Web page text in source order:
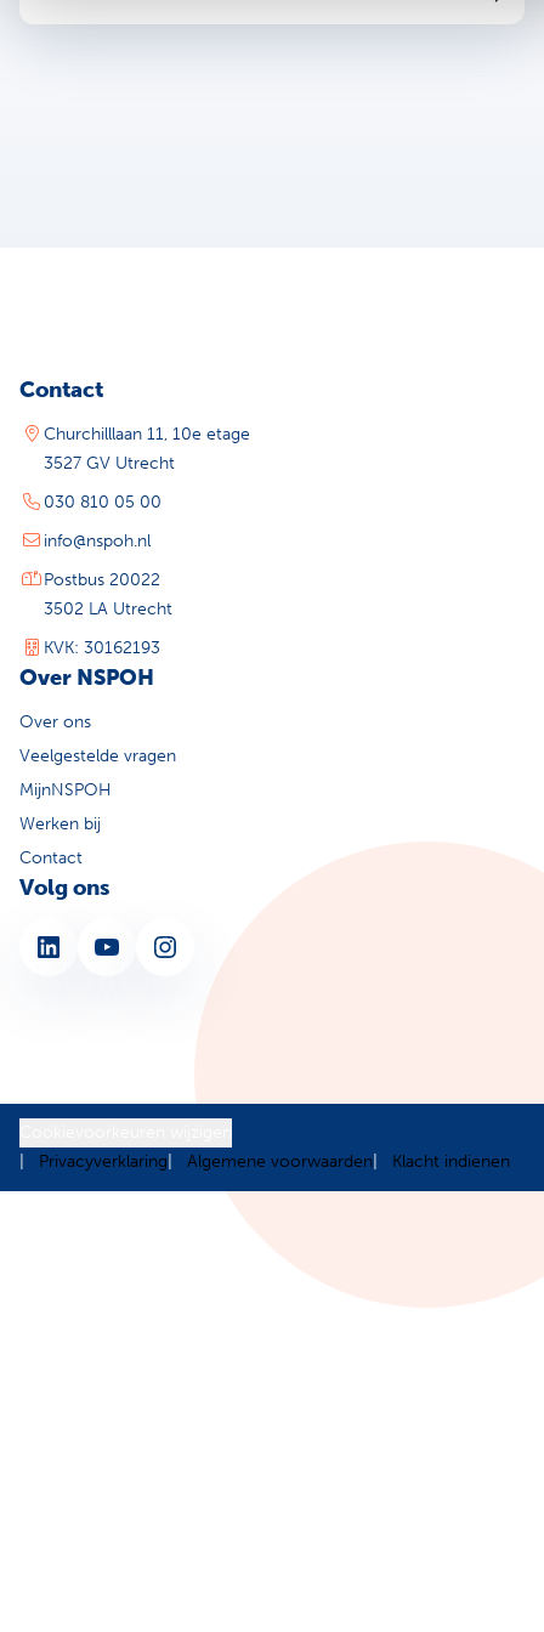
Contact
Churchilllaan 11, 10e etage
3527 GV Utrecht
030 810 05 00
info@nspoh.nl
Postbus 20022
3502 LA Utrecht
KVK: 30162193
Over NSPOH
Over ons
Veelgestelde vragen
MijnNSPOH
Werken bij
Contact
Volg ons
LinkedIn YouTube Instagram
Privacyverklaring
Algemene voorwaarden Klacht indienen